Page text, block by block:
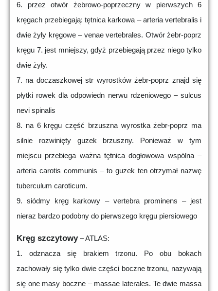
6. przez otwór żebrowo-poprzeczny w pierwszych 6
kręgach przebiegają: tętnica karkowa – arteria vertebralis i
dwie żyły kręgowe – venae vertebrales. Otwór żebr-poprz
kręgu 7. jest mniejszy, gdyż przebiegają przez niego tylko
dwie żyły.
7. na doczaszkowej str wyrostków żebr-poprz znajd się
płytki rowek dla odpowiedn nerwu rdzeniowego – sulcus
nevi spinalis
8. na 6 kręgu część brzuszna wyrostka żebr-poprz ma
silnie rozwinięty guzek brzuszny. Ponieważ w tym
miejscu przebiega ważna tętnica dogłowowa wspólna –
arteria carotis communis – to guzek ten otrzymał nazwę
tuberculum caroticum.
9. siódmy kręg karkowy – vertebra prominens – jest
nieraz bardzo podobny do pierwszego kręgu piersiowego
Kręg szczytowy– ATLAS:
1. odznacza się brakiem trzonu. Po obu bokach
zachowały się tylko dwie części boczne trzonu, nazywają
się one masy boczne – massae laterales. Te dwie massa